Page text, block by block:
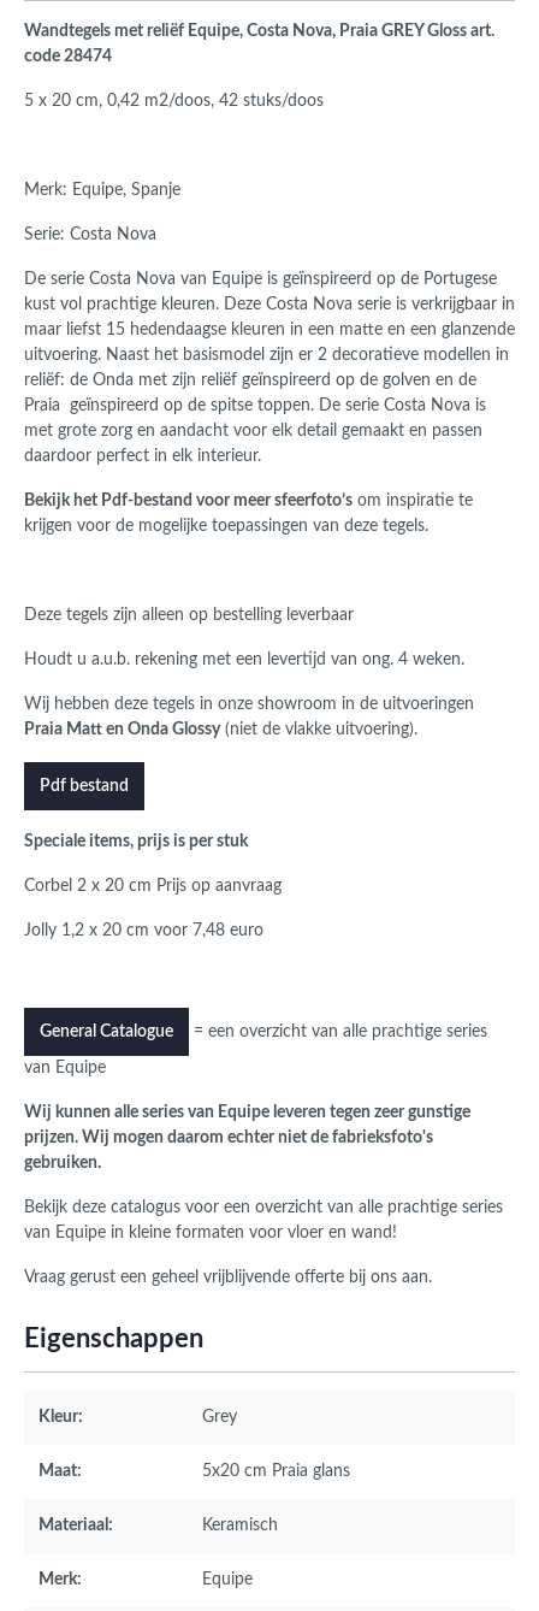
Wandtegels met reliëf Equipe, Costa Nova, Praia GREY Gloss art.
code 28474
5 x 20 cm, 0,42 m2/doos, 42 stuks/doos
Merk: Equipe, Spanje
Serie: Costa Nova
De serie Costa Nova van Equipe is geïnspireerd op de Portugese
kust vol prachtige kleuren. Deze Costa Nova serie is verkrijgbaar in
maar liefst 15 hedendaagse kleuren in een matte en een glanzende
uitvoering. Naast het basismodel zijn er 2 decoratieve modellen in
reliëf: de Onda met zijn reliëf geïnspireerd op de golven en de
Praia geïnspireerd op de spitse toppen. De serie Costa Nova is
met grote zorg en aandacht voor elk detail gemaakt en passen
daardoor perfect in elk interieur.
Bekijk het Pdf-bestand voor meer sfeerfoto’s om inspiratie te
krijgen voor de mogelijke toepassingen van deze tegels.
Deze tegels zijn alleen op bestelling leverbaar
Houdt u a.u.b. rekening met een levertijd van ong. 4 weken.
Wij hebben deze tegels in onze showroom in de uitvoeringen
Praia Matt en Onda Glossy(niet de vlakke uitvoering).
Pdf bestand
Speciale items, prijs is per stuk
Corbel 2 x 20 cm Prijs op aanvraag
Jolly 1,2 x 20 cm voor 7,48 euro
General Catalogue = een overzicht van alle prachtige series
van Equipe
Wij kunnen alle series van Equipe leveren tegen zeer gunstige
prijzen. Wij mogen daarom echter niet de fabrieksfoto's
gebruiken.
Bekijk deze catalogus voor een overzicht van alle prachtige series
van Equipe in kleine formaten voor vloer en wand!
Vraag gerust een geheel vrijblijvende offerte bij ons aan.
Eigenschappen
Kleur: Grey
Maat: 5x20 cm Praia glans
Materiaal: Keramisch
Merk: Equipe